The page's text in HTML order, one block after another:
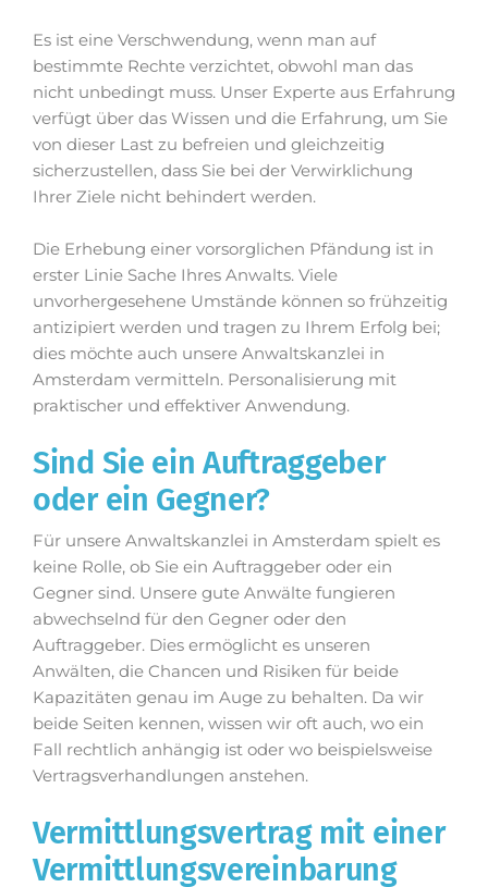
Es ist eine Verschwendung, wenn man auf
bestimmte Rechte verzichtet, obwohl man das
nicht unbedingt muss. Unser Experte aus Erfahrung
verfügt über das Wissen und die Erfahrung, um Sie
von dieser Last zu befreien und gleichzeitig
sicherzustellen, dass Sie bei der Verwirklichung
Ihrer Ziele nicht behindert werden.
Die Erhebung einer vorsorglichen Pfändung ist in
erster Linie Sache Ihres Anwalts. Viele
unvorhergesehene Umstände können so frühzeitig
antizipiert werden und tragen zu Ihrem Erfolg bei;
dies möchte auch unsere Anwaltskanzlei in
Amsterdam vermitteln. Personalisierung mit
praktischer und effektiver Anwendung.
Sind Sie ein Auftraggeber
oder ein Gegner?
Für unsere Anwaltskanzlei in Amsterdam spielt es
keine Rolle, ob Sie ein Auftraggeber oder ein
Gegner sind. Unsere gute Anwälte fungieren
abwechselnd für den Gegner oder den
Auftraggeber. Dies ermöglicht es unseren
Anwälten, die Chancen und Risiken für beide
Kapazitäten genau im Auge zu behalten. Da wir
beide Seiten kennen, wissen wir oft auch, wo ein
Fall rechtlich anhängig ist oder wo beispielsweise
Vertragsverhandlungen anstehen.
Vermittlungsvertrag mit einer
Vermittlungsvereinbarung